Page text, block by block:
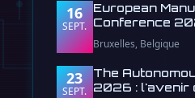
16
SEPT.
European
Conference
Bruxelles, Belgique
23
SEPT.
The
2026 : l'avenir